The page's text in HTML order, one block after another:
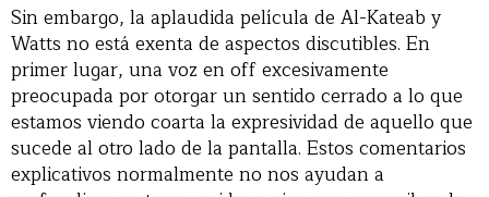
Sin embargo, la aplaudida película de Al-Kateab y
Watts no está exenta de aspectos discutibles. En
primer lugar, una voz en off excesivamente
preocupada por otorgar un sentido cerrado a lo que
estamos viendo coarta la expresividad de aquello que
sucede al otro lado de la pantalla. Estos comentarios
explicativos normalmente no nos ayudan a